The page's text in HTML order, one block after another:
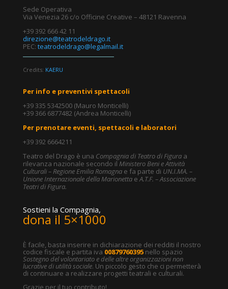
Sede Operativa
Via Venezia 26 c/o Officine Creative – 48121 Ravenna
+39 392 666 42 11
direzione@teatrodeldrago.it
PEC: teatrodeldrago@legalmail.it
Credits: KAERU
Per info e preventivi spettacoli
+39 335 5342500 (Mauro Monticelli)
+39 366 6877482 (Andrea Monticelli)
Per prenotare eventi, spettacoli e laboratori
+39 392 6664211
Teatro del Drago è una Compagnia di Teatro di Figuraa
rilevanza nazionale secondo il Ministero Beni e Attività
Culturali – Regione Emilia Romagna e fa parte di UN.I.MA. –
Unione Internazionale della MarionettaeA.T.F. – Associazione
Teatri di Figura.
Sostieni la Compagnia,
dona il 5×1000
È facile, basta inserire in dichiarazione dei redditi il nostro
codice fiscale e partita iva 00879760395nello spazio
Sostegno del volontariato e delle altre organizzazioni non
lucrative di utilità sociale. Un piccolo gesto che ci permetterà
di continuare a realizzare progetti teatrali e culturali.
Grazie per il tuo contributo!